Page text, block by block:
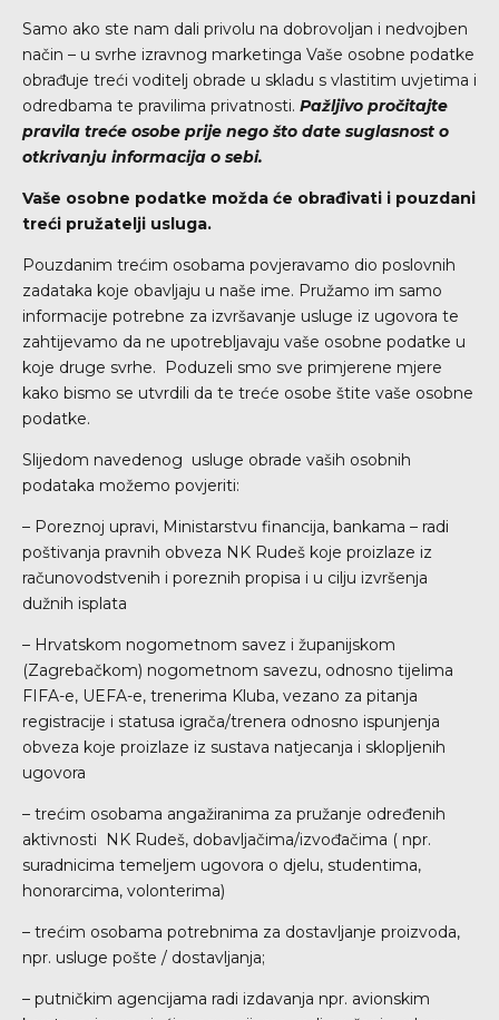
Samo ako ste nam dali privolu na dobrovoljan i nedvojben
način – u svrhe izravnog marketinga Vaše osobne podatke
obrađuje treći voditelj obrade u skladu s vlastitim uvjetima i
odredbama te pravilima privatnosti. Pažljivo pročitajte
pravila treće osobe prije nego što date suglasnost o
otkrivanju informacija o sebi.
Vaše osobne podatke možda će obrađivati i pouzdani
treći pružatelji usluga.
Pouzdanim trećim osobama povjeravamo dio poslovnih
zadataka koje obavljaju u naše ime. Pružamo im samo
informacije potrebne za izvršavanje usluge iz ugovora te
zahtijevamo da ne upotrebljavaju vaše osobne podatke u
koje druge svrhe. Poduzeli smo sve primjerene mjere
kako bismo se utvrdili da te treće osobe štite vaše osobne
podatke.
Slijedom navedenog usluge obrade vaših osobnih
podataka možemo povjeriti:
– Poreznoj upravi, Ministarstvu financija, bankama – radi
poštivanja pravnih obveza NK Rudeš koje proizlaze iz
računovodstvenih i poreznih propisa i u cilju izvršenja
dužnih isplata
– Hrvatskom nogometnom savez i županijskom
(Zagrebačkom) nogometnom savezu, odnosno tijelima
FIFA-e, UEFA-e, trenerima Kluba, vezano za pitanja
registracije i statusa igrača/trenera odnosno ispunjenja
obveza koje proizlaze iz sustava natjecanja i sklopljenih
ugovora
– trećim osobama angažiranima za pružanje određenih
aktivnosti NK Rudeš, dobavljačima/izvođačima ( npr.
suradnicima temeljem ugovora o djelu, studentima,
honorarcima, volonterima)
– trećim osobama potrebnima za dostavljanje proizvoda,
npr. usluge pošte / dostavljanja;
– putničkim agencijama radi izdavanja npr. avionskim